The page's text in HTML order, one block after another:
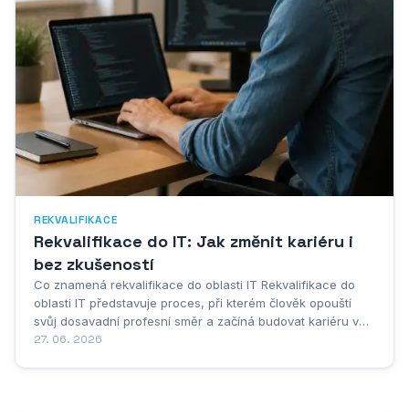
REKVALIFIKACE
Rekvalifikace do IT: Jak změnit kariéru i
bez zkušeností
Co znamená rekvalifikace do oblasti IT Rekvalifikace do
oblasti IT představuje proces, při kterém člověk opouští
svůj dosavadní profesní směr a začíná budovat kariéru v
oboru informačních technologií. Nejde přitom o nic jiného
27. 06. 2026